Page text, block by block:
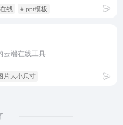
线 # ppt模板
云端在线工具
片大小尺寸